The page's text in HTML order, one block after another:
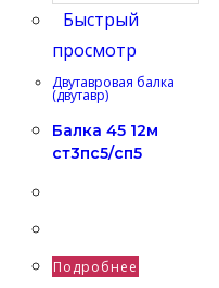
Быстрый
просмотр
Двутавровая балка
(двутавр)
Балка 45 12м
ст3пс5/сп5
Подробнее